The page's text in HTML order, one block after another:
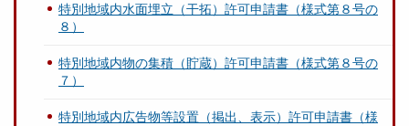
特別地域内水面埋立（干拓）許可申請書（様式第８号の
８）
特別地域内物の集積（貯蔵）許可申請書（様式第８号の
７）
特別地域内広告物等設置（掲出、表示）許可申請書（様